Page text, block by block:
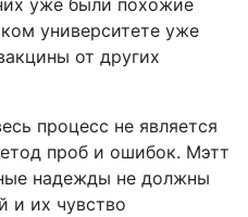
университете уже
от других
процесс не является
проб и ошибок. Мэтт
надежды не должны
и их чувство